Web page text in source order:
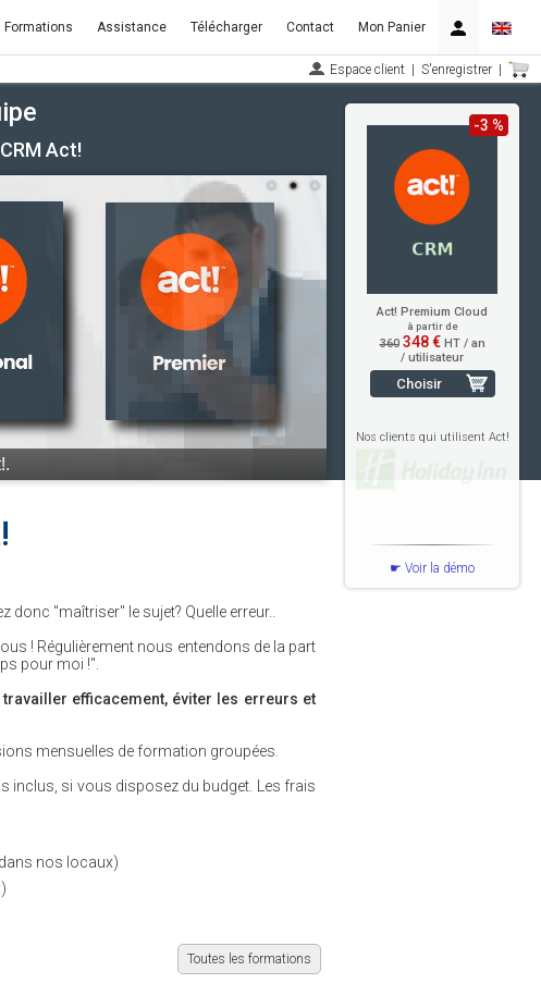
Formations Assistance Télécharger Contact Mon Panier
Espace client S'enregistrer
Act!
Act!.
Act! Premium Cloud
à partir de
360 348 €HT / an
/ utilisateur
-3 %
Choisir
Nos clients qui utilisent Act!
Voir la démo
"maîtriser" le sujet? Quelle erreur..
! Régulièrement nous entendons de la part
pour moi !".
efficacement, éviter les erreurs et
mensuelles de formation groupées.
inclus, si vous disposez du budget. Les frais
nos locaux)
Toutes les formations